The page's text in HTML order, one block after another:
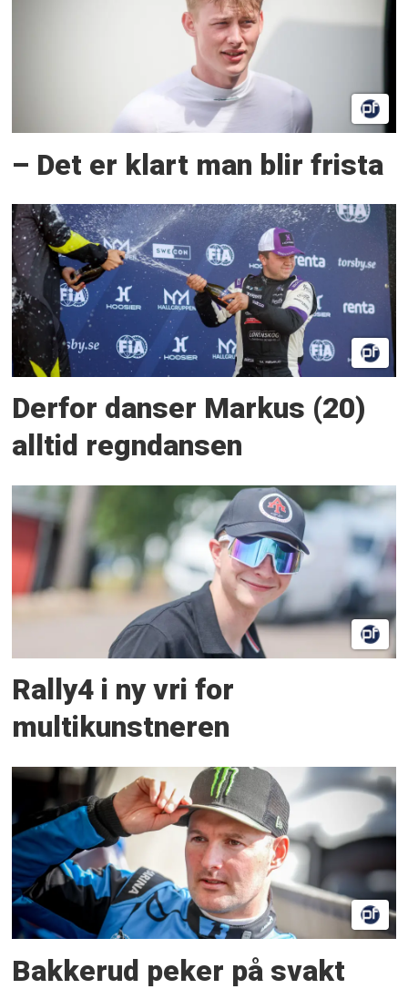
– Det er klart man blir frista
Derfor danser Markus (20)
alltid regndansen
Rally4 i ny vri for
multikunstneren
Bakkerud peker på svakt